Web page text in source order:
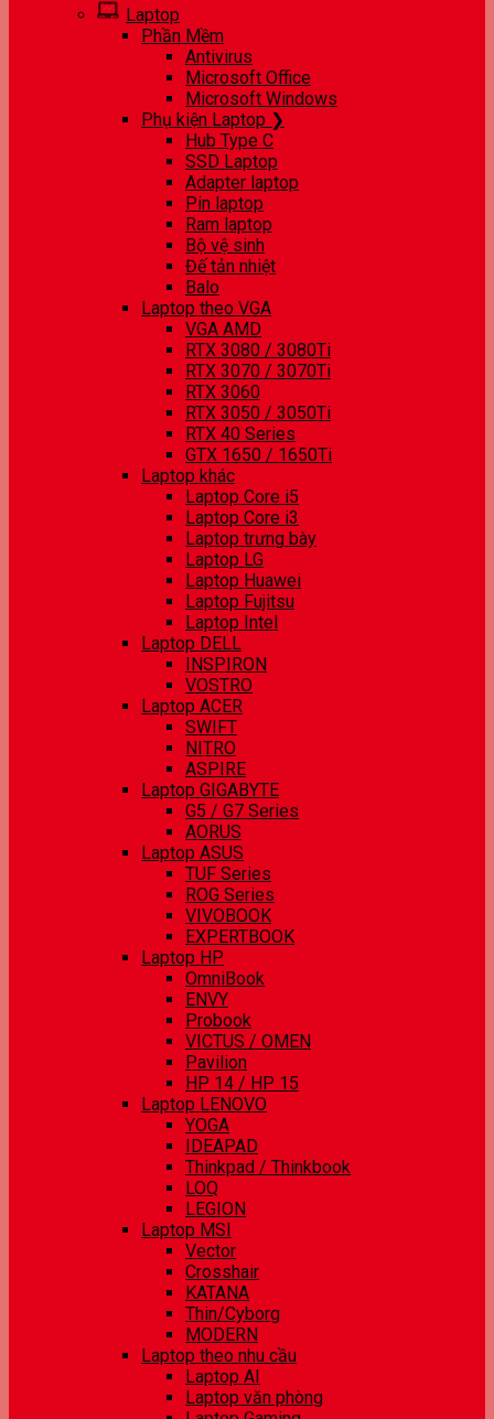
Laptop
Phần Mềm
Antivirus
Microsoft Office
Microsoft Windows
Phụ kiện Laptop ❯
Hub Type C
SSD Laptop
Adapter laptop
Pin laptop
Ram laptop
Bộ vệ sinh
Đế tản nhiệt
Balo
Laptop theo VGA
VGA AMD
RTX 3080 / 3080Ti
RTX 3070 / 3070Ti
RTX 3060
RTX 3050 / 3050Ti
RTX 40 Series
GTX 1650 / 1650Ti
Laptop khác
Laptop Core i5
Laptop Core i3
Laptop trưng bày
Laptop LG
Laptop Huawei
Laptop Fujitsu
Laptop Intel
Laptop DELL
INSPIRON
VOSTRO
Laptop ACER
SWIFT
NITRO
ASPIRE
Laptop GIGABYTE
G5 / G7 Series
AORUS
Laptop ASUS
TUF Series
ROG Series
VIVOBOOK
EXPERTBOOK
Laptop HP
OmniBook
ENVY
Probook
VICTUS / OMEN
Pavilion
HP 14 / HP 15
Laptop LENOVO
YOGA
IDEAPAD
Thinkpad / Thinkbook
LOQ
LEGION
Laptop MSI
Vector
Crosshair
KATANA
Thin/Cyborg
MODERN
Laptop theo nhu cầu
Laptop AI
Laptop văn phòng